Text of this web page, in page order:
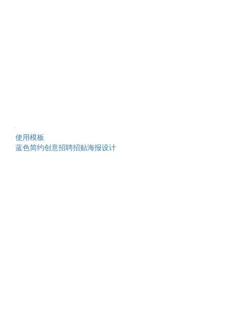
使用模板
蓝色简约创意招聘招贴海报设计